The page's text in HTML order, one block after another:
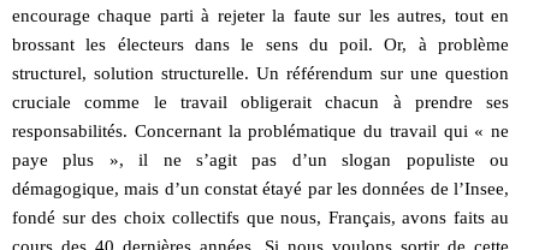
encourage chaque parti à rejeter la faute sur les autres, tout en
brossant les électeurs dans le sens du poil. Or, à problème
structurel, solution structurelle. Un référendum sur une question
cruciale comme le travail obligerait chacun à prendre ses
responsabilités. Concernant la problématique du travail qui « ne
paye plus », il ne s’agit pas d’un slogan populiste ou
démagogique, mais d’un constat étayé par les données de l’Insee,
fondé sur des choix collectifs que nous, Français, avons faits au